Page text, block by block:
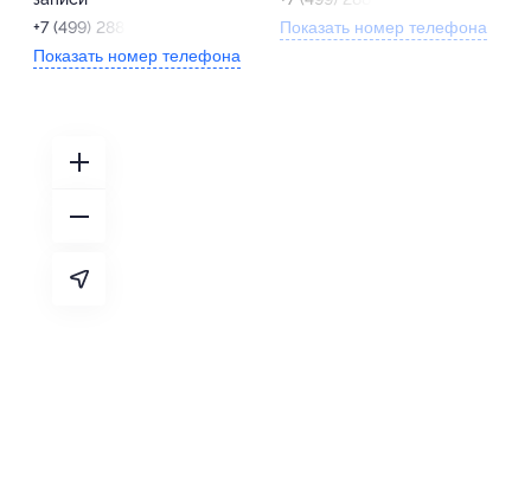
+7 (499) 288-85-78
Показать номер телефона
Показать номер телефона